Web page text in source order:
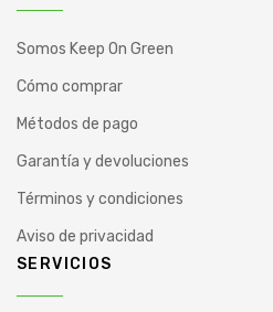
Somos Keep On Green
Cómo comprar
Métodos de pago
Garantía y devoluciones
Términos y condiciones
Aviso de privacidad
SERVICIOS